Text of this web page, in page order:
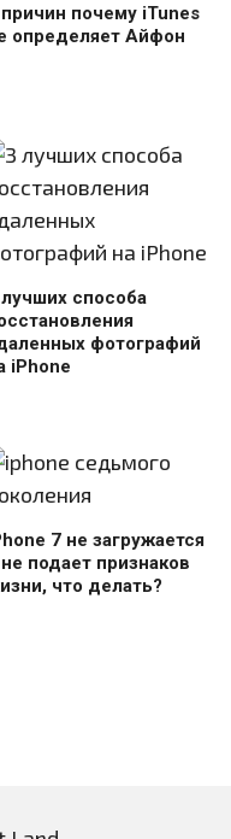
почему iTunes
определяет Айфон
способа
фотографий
iPhone
7 не загружается
подает признаков
что делать?